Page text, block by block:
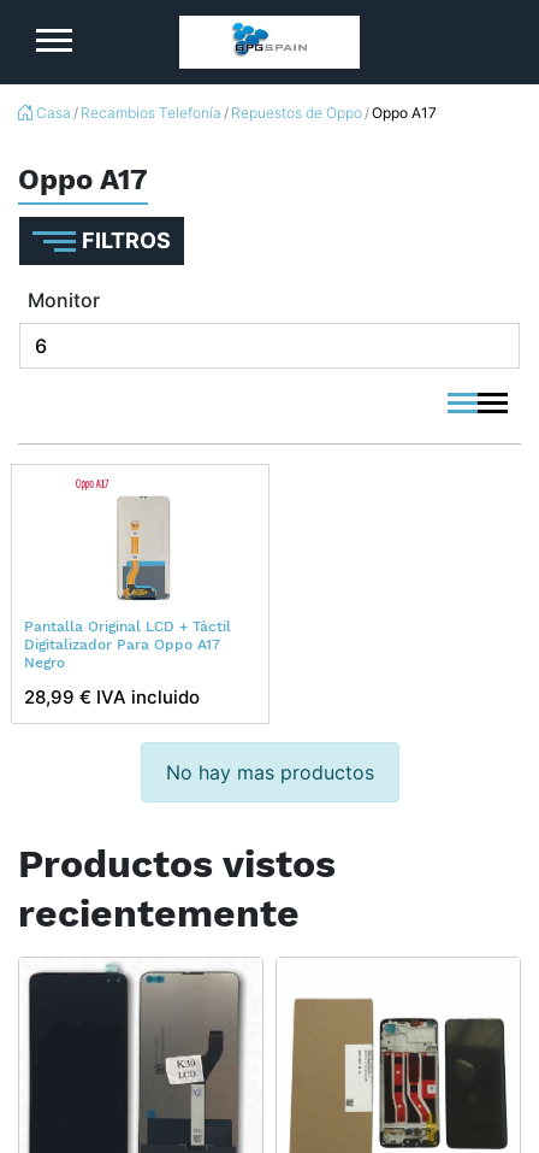
Casa Recambios Telefonía Repuestos de Oppo Oppo A17
Oppo A17
FILTROS
Monitor
Pantalla Original LCD + Táctil
Digitalizador Para Oppo A17
Negro
28,99 € IVA incluido
No hay mas productos
Productos vistos
recientemente